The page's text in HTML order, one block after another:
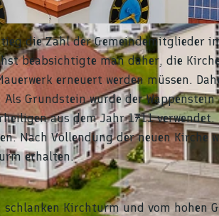
die Zahl der Gemeindemitglieder
beabsichtigte man daher, die
erneuert werden müssen.
Grundstein wurde der
aus dem Jahr 1711
Nach Vollendung der neuen
erhalten.
Kirchturm und vom hohen